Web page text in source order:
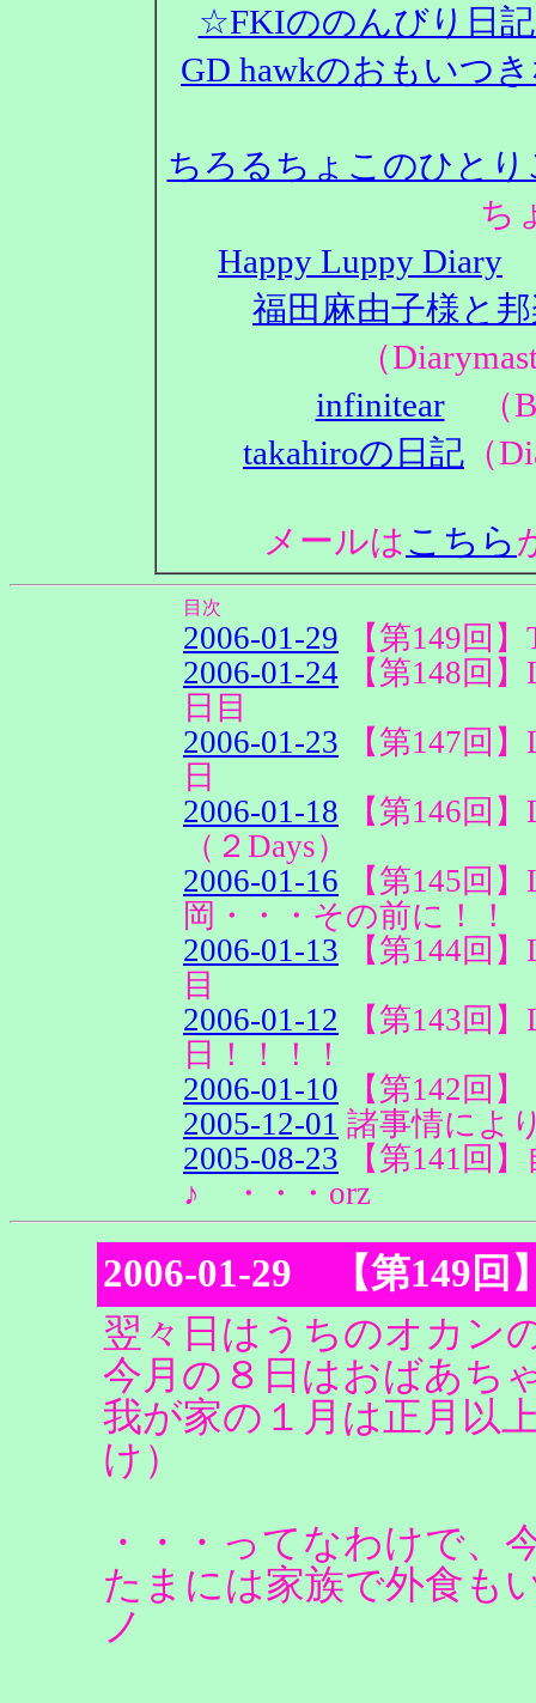
☆FKIののんびり日
GD hawkのおもいつ
ちろるちょこのひとり
ち
Happy Luppy Diary
福田麻由子様と
（
infinitear（
takahiroの日記 （
メールはこちら
目次
2006-01-29 【第149回
2006-01-24 【第148回
日目
2006-01-23 【第147回
日
2006-01-18 【第146回
（２Days）
2006-01-16 【第145回
岡・・・その前に！！
2006-01-13 【第144回
目
2006-01-12 【第143回
日！！！！
2006-01-10 【第142回
2005-12-01 諸事情によ
2005-08-23 【第141回
♪ ・・・orz
2006-01-29 【第149回
翌々日はうちのオカン
今月の８日はおばあち
我が家の１月は正月以
け）
・・・ってなわけで、
たまには家族で外食も
ノ